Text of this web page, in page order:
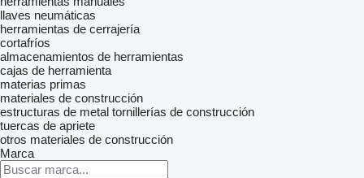
llaves neumáticas
herramientas de cerrajería
cortafríos
almacenamientos de herramientas
cajas de herramienta
materias primas
materiales de construcción
estructuras de metal tornillerías de construcción
tuercas de apriete
otros materiales de construcción
Marca